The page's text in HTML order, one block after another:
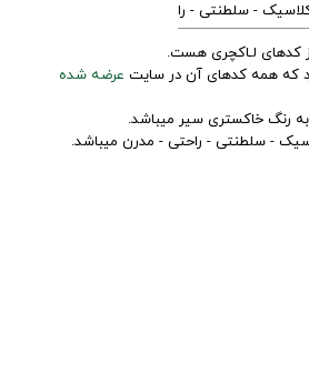
- سلطنتی - راحتی - مدرن
عرضه شده
- سلطنتی - راحتی - مدرن میباشد.